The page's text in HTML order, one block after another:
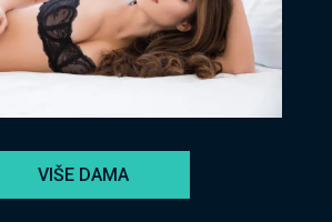
VIŠE DAMA